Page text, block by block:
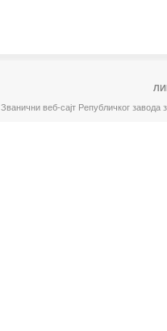
Званични веб-сајт Републичког